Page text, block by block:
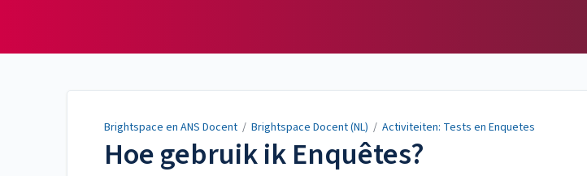
Brightspace en ANS Docent / Brightspace Docent (NL) / Activiteiten: Tests en Enquetes
Hoe gebruik ik Enquêtes?